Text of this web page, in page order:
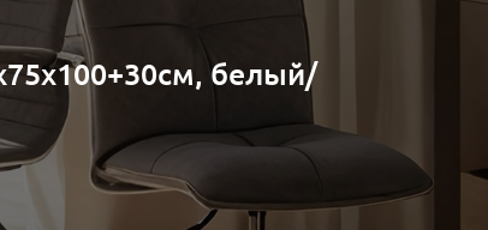
белый/